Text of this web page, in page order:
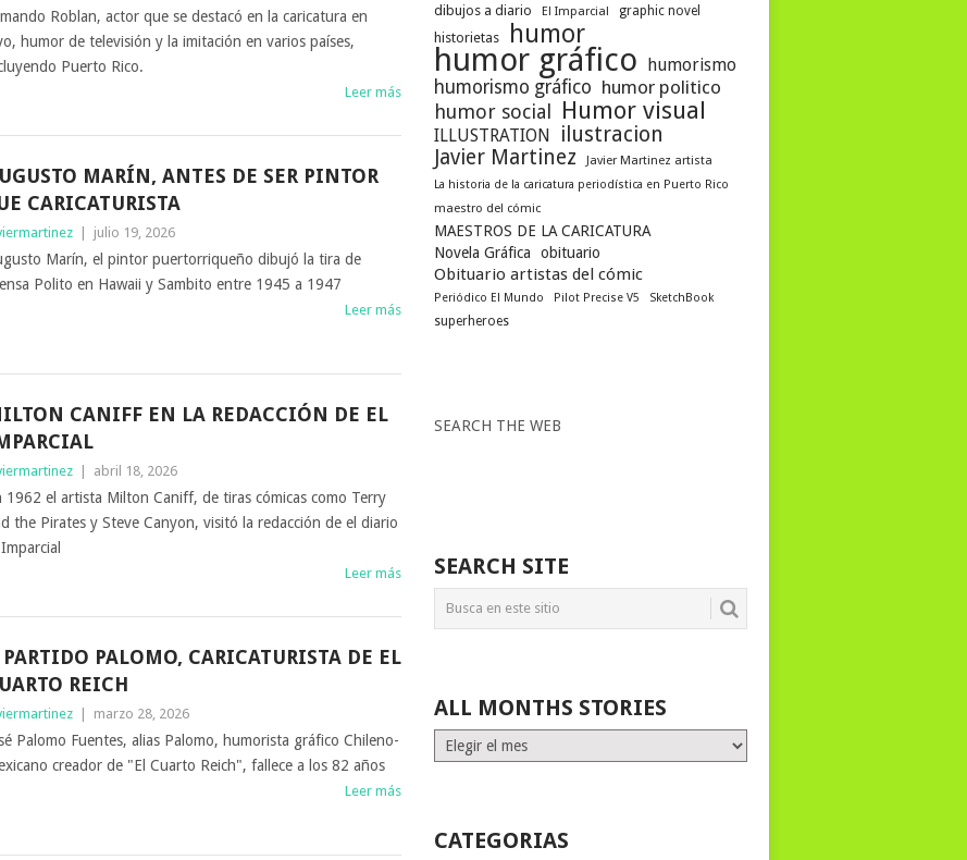
Roblan, actor que se destacó en la caricatura en
humor de televisión y la imitación en varios países,
Puerto Rico.
Leer más
MARÍN, ANTES DE SER PINTOR
CARICATURISTA
| julio 19, 2026
Marín, el pintor puertorriqueño dibujó la tira de
Polito en Hawaii y Sambito entre 1945 a 1947
Leer más
CANIFF EN LA REDACCIÓN DE EL
| abril 18, 2026
1962 el artista Milton Caniff, de tiras cómicas como Terry
the Pirates y Steve Canyon, visitó la redacción de el diario
Leer más
PALOMO, CARICATURISTA DE EL
REICH
| marzo 28, 2026
Palomo Fuentes, alias Palomo, humorista gráfico Chileno-
creador de "El Cuarto Reich", fallece a los 82 años
Leer más
dibujos a diario El Imparcial graphic novel
historietas humor
humor gráfico humorismo
humorismo gráfico humor politico
humor social Humor visual
ILLUSTRATION
ilustracion
Javier Martinez
Javier Martinez artista
La historia de la caricatura periodística en Puerto Rico
maestro del cómic
MAESTROS DE LA CARICATURA
Novela Gráfica
obituario
Obituario artistas del cómic
Periódico El Mundo Pilot Precise V5 SketchBook
superheroes
SEARCH THE WEB
SEARCH SITE
ALL MONTHS STORIES
ALL
MONTHS
CATEGORIAS